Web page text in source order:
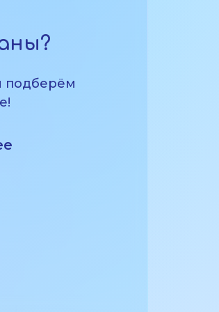
подберём